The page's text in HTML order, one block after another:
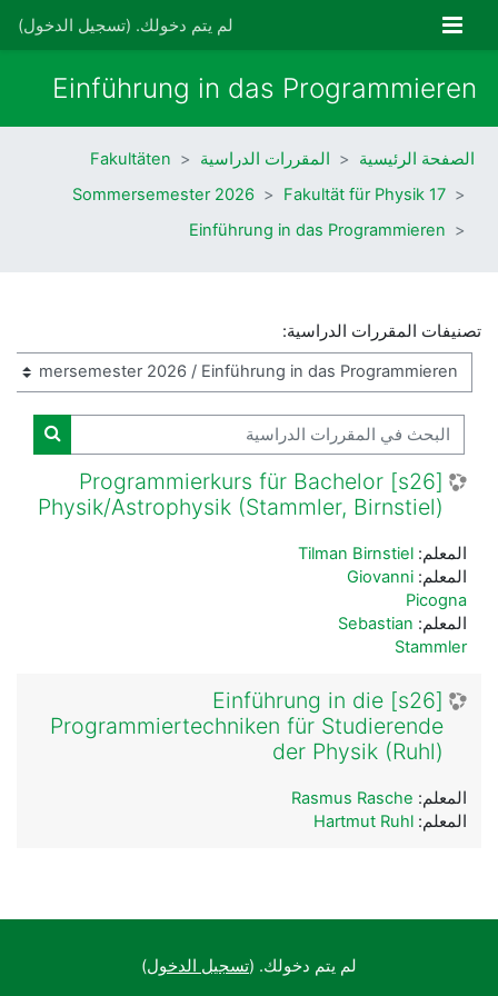
واجهة جانبية لم يتم دخولك. (تسجيل الدخول)
Einführung in das Programmieren
الصفحة الرئيسية المقررات الدراسية
Fakultäten
17 Fakultät für Physik
Sommersemester 2026
Einführung in das Programmieren
تصنيفات المقررات الدراسية:
البحث في المقررات الدراسية
البحث
[s26] Programmierkurs für Bachelor
Physik/Astrophysik (Stammler, Birnstiel)
المعلم: Tilman Birnstiel
المعلم: Giovanni
Picogna
المعلم: Sebastian
Stammler
[s26] Einführung in die
Programmiertechniken für Studierende
der Physik (Ruhl)
المعلم: Rasmus Rasche
المعلم: Hartmut Ruhl
لم يتم دخولك. (تسجيل الدخول)